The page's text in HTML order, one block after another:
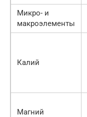
Микро- и
макроэлементы
Калий
Магний